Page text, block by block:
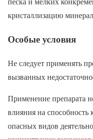
кристаллизацию
Особые условия
Не следует применять
вызванных
Применение препарата
влияния на
опасных видов